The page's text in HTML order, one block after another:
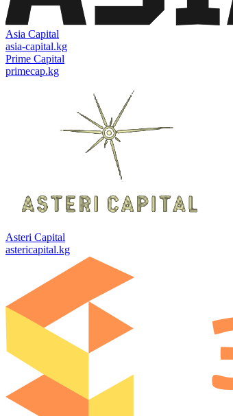
Asia Capital
asia-capital.kg
Prime Capital
primecap.kg
Asteri Capital
astericapital.kg